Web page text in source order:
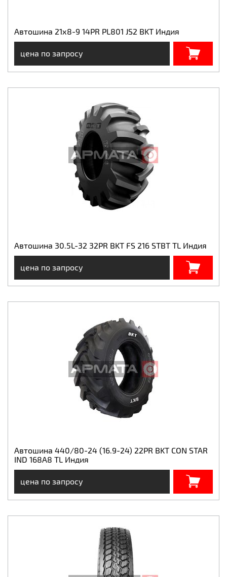
Автошина 21х8-9 14PR PL801 JS2 BKT Индия
цена по запросу
Автошина 30.5L-32 32PR BKT FS 216 STBT TL Индия
цена по запросу
Автошина 440/80-24 (16.9-24) 22PR BKT CON STAR
IND 168A8 TL Индия
цена по запросу